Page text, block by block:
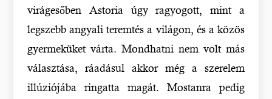
virágesőben Astoria úgy ragyogott, mint a
legszebb angyali teremtés a világon, és a közös
gyermeküket várta. Mondhatni nem volt más
választása, ráadásul akkor még a szerelem
illúziójába ringatta magát. Mostanra pedig